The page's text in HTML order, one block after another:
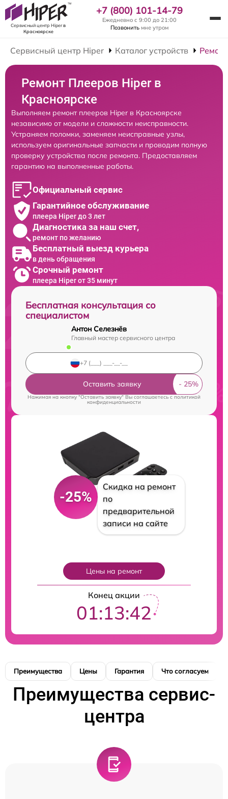
Сервисный центр Hiperв
Красноярске
+7 (800) 101-14-79
Ежедневно с 9:00 до 21:00
Позвонить мне утром
Сервисный центр Hiper Каталог устройств
Ремонт Плееров Hiper в
Красноярске
Выполняем ремонт плееров Hiper в Красноярске
независимо от модели и сложности неисправности.
Устраняем поломки, заменяем неисправные узлы,
используем оригинальные запчасти и проводим полную
проверку устройства после ремонта. Предоставляем
гарантию на выполненные работы.
Официальный сервис
Гарантийное обслуживание
плеера Hiper до 3 лет
Диагностика за наш счет,
ремонт по желанию
Бесплатный выезд курьера
в день обращения
Срочный ремонт
плеера Hiper от 35 минут
Бесплатная консультация со
специалистом
Антон Селезнёв
Главный мастер сервисного центра
Оставить заявку
Нажимая на кнопку "Оставить заявку" Вы соглашаетесь cполитикой
конфиденциальности
-25%
Скидка на ремонт
по
предварительной
записи на сайте
Цены на ремонт
Конец акции
01:13:40
Преимущества Цены Гарантия Что согласуем
Преимущества сервис-
центра